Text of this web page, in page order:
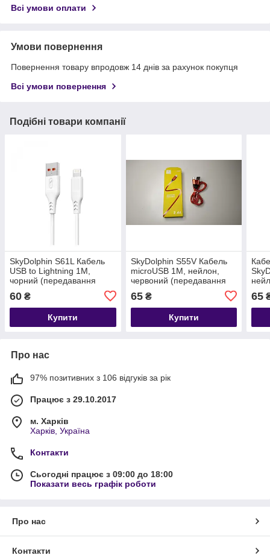
Всі умови оплати
Умови повернення
Повернення товару впродовж 14 днів за рахунок покупця
Всі умови повернення
Подібні товари компанії
SkyDolphin S61L Кабель
USB to Lightning 1M,
чорний (передавання
60 ₴
Купити
SkyDolphin S55V Кабель
microUSB 1M, нейлон,
червоний (передавання
65₴
Купити
65
Про нас
97% позитивних з 106 відгуків за рік
Працює з 29.10.2017
м. Харків
Харків, Україна
Контакти
Сьогодні працює з 09:00 до 18:00
Показати весь графік роботи
Про нас
Контакти